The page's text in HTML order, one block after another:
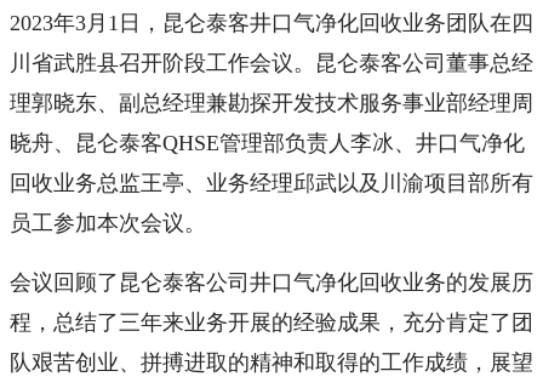
2023年3月1日，昆仑泰客井口气净化回收业务团队在四
川省武胜县召开阶段工作会议。昆仑泰客公司董事总经
理郭晓东、副总经理兼勘探开发技术服务事业部经理周
晓舟、昆仑泰客QHSE管理部负责人李冰、井口气净化
回收业务总监王亭、业务经理邱武以及川渝项目部所有
员工参加本次会议。
会议回顾了昆仑泰客公司井口气净化回收业务的发展历
程，总结了三年来业务开展的经验成果，充分肯定了团
队艰苦创业、拼搏进取的精神和取得的工作成绩，展望